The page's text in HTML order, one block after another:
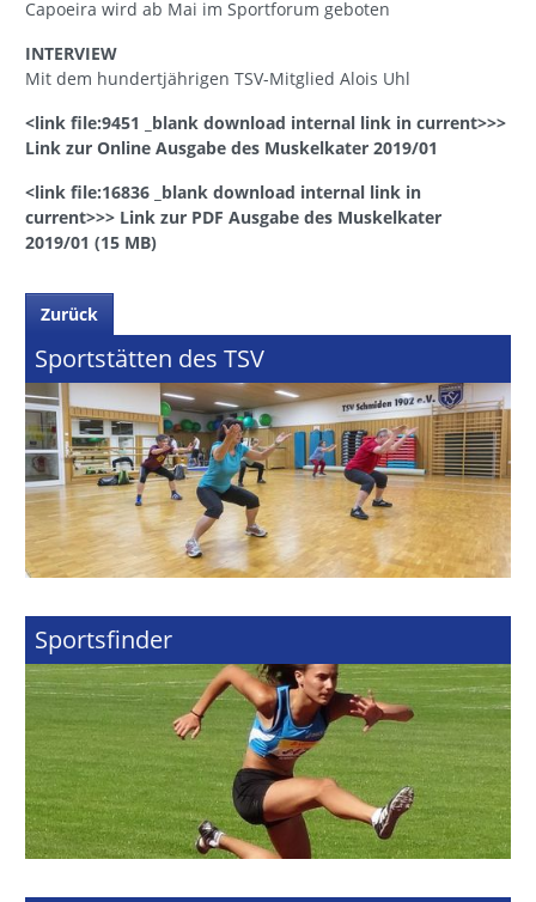
Capoeira wird ab Mai im Sportforum geboten
INTERVIEW
Mit dem hundertjährigen TSV-Mitglied Alois Uhl
<link file:9451 _blank download internal link in current>>>
Link zur Online Ausgabe des Muskelkater 2019/01
<link file:16836 _blank download internal link in
current>>> Link zur PDF Ausgabe des Muskelkater
2019/01 (15 MB)
Zurück
Sportstätten des TSV
Sportsfinder